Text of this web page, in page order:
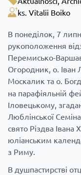
ks. Vitalii Boiko
В понеділок, 7
рукоположення
Перемисько-
Огородник, о. Іван
Москалик та о.
на парафіяльній
Іловецькому,
Люблінської
свято Різдва Івана
юліанським
з Риму.
В душпастирстві